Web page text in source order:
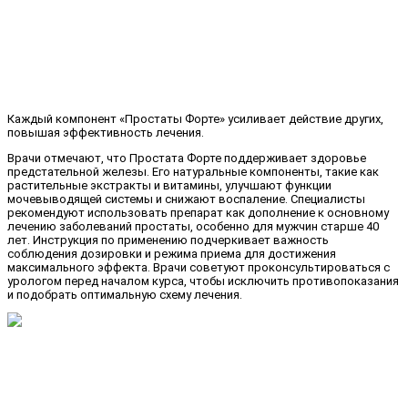
Каждый компонент «Простаты Форте» усиливает действие других,
повышая эффективность лечения.
Врачи отмечают, что Простата Форте поддерживает здоровье
предстательной железы. Его натуральные компоненты, такие как
растительные экстракты и витамины, улучшают функции
мочевыводящей системы и снижают воспаление. Специалисты
рекомендуют использовать препарат как дополнение к основному
лечению заболеваний простаты, особенно для мужчин старше 40
лет. Инструкция по применению подчеркивает важность
соблюдения дозировки и режима приема для достижения
максимального эффекта. Врачи советуют проконсультироваться с
урологом перед началом курса, чтобы исключить противопоказания
и подобрать оптимальную схему лечения.